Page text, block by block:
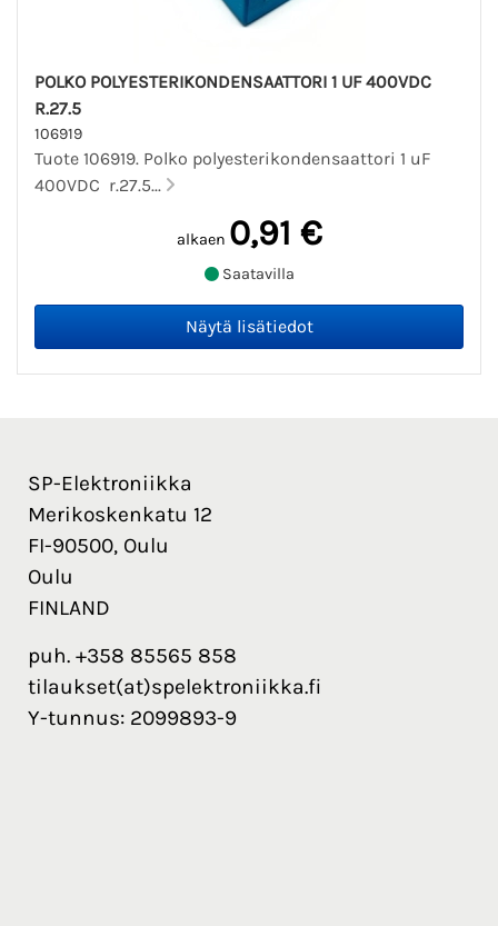
POLKO POLYESTERIKONDENSAATTORI 1 UF 400VDC
R.27.5
106919
Tuote 106919. Polko polyesterikondensaattori 1 uF
400VDC r.27.5...
alkaen 0,91 €
Saatavilla
SP-Elektroniikka
Merikoskenkatu 12
FI-90500, Oulu
Oulu
FINLAND
puh. +358 85565 858
tilaukset(at)spelektroniikka.fi
Y-tunnus: 2099893-9